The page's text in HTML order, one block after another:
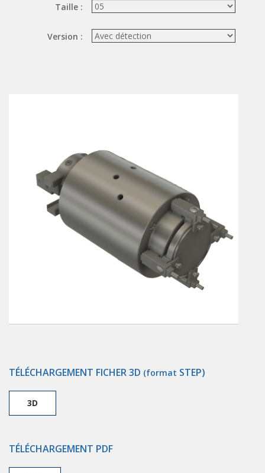
Vannes à jet pulsé
OUTILS COUPANTS
Traitements d'air
Traitements d'air - Accessoires
Traitements d'air - Ioniseurs
Traitements d'air compacts
Taille :
Version :
TÉLÉCHARGEMENT FICHER 3D (format STEP)
3D
TÉLÉCHARGEMENT PDF